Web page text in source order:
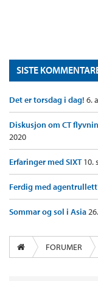
SISTE
Det er torsdag i dag! 6.
Diskusjon om CT
2020
Erfaringer med SIXT10.
Ferdig med
Sommar og sol i Asia
FORUMER